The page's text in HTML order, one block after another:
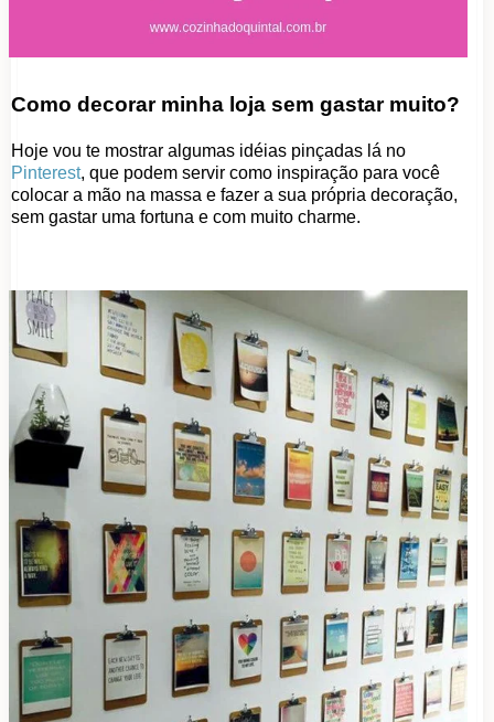
Como decorar minha loja sem gastar muito?
Hoje vou te mostrar algumas idéias pinçadas lá no
Pinterest, que podem servir como inspiração para você
colocar a mão na massa e fazer a sua própria decoração,
sem gastar uma fortuna e com muito charme.